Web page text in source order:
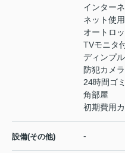
インター
ネット使
オートロ
TVモニタ
ディンプ
防犯カメラ
24時間ゴ
角部屋
初期費用
設備(その他) -